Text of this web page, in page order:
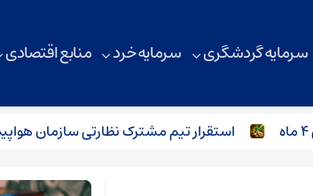
سرمایه گردشگری سرمایه خرد منابع اقتصادی
استقرار تیم مشترک نظارتی سازمان